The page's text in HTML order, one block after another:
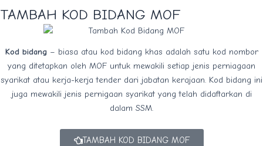
TAMBAH KOD BIDANG MOF
Kod bidang – biasa atau kod bidang khas adalah satu kod nombor
yang ditetapkan oleh MOF untuk mewakili setiap jenis perniagaan
syarikat atau kerja-kerja tender dari jabatan kerajaan. Kod bidang ini
juga mewakili jenis pernigaan syarikat yang telah didaftarkan di
dalam SSM.
TAMBAH KOD BIDANG MOF